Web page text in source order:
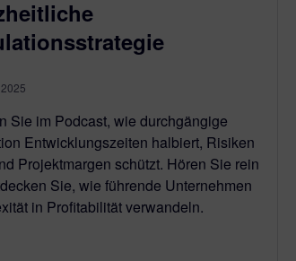
Sie im Podcast, wie durchgängige
Entwicklungszeiten halbiert, Risiken
Projektmargen schützt. Hören Sie rein
Sie, wie führende Unternehmen
in Profitabilität verwandeln.